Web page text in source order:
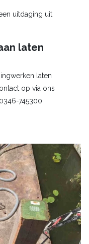
uitdaging uit
laten
laten
op via ons
745300.